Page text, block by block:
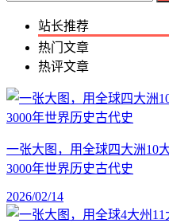
站长推荐
热门文章
热评文章
一张大图，用全球四大洲10
3000年世界历史古代史
2026/02/14